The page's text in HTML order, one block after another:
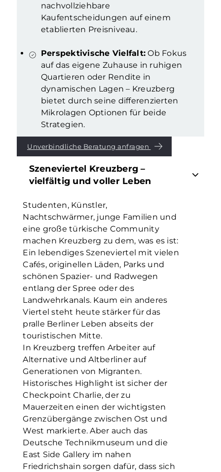
nachvollziehbare
Kaufentscheidungen auf einem
etablierten Preisniveau.
Perspektivische Vielfalt: Ob Fokus
auf das eigene Zuhause in ruhigen
Quartieren oder Rendite in
dynamischen Lagen – Kreuzberg
bietet durch seine differenzierten
Mikrolagen Optionen für beide
Strategien.
Unverbindliche Beratung anfragen
Szeneviertel Kreuzberg –
vielfältig und voller Leben
Studenten, Künstler,
Nachtschwärmer, junge Familien und
eine große türkische Community
machen Kreuzberg zu dem, was es ist:
Ein lebendiges Szeneviertel mit vielen
Cafés, originellen Läden, Parks und
schönen Spazier- und Radwegen
entlang der Spree oder des
Landwehrkanals. Kaum ein anderes
Viertel steht heute stärker für das
pralle Berliner Leben abseits der
touristischen Mitte.
In Kreuzberg treffen Arbeiter auf
Alternative und Altberliner auf
Generationen von Migranten.
Historisches Highlight ist sicher der
Checkpoint Charlie, der zu
Mauerzeiten einen der wichtigsten
Grenzübergänge zwischen Ost und
West markierte. Aber auch das
Deutsche Technikmuseum und die
East Side Gallery im nahen
Friedrichshain sorgen dafür, dass sich